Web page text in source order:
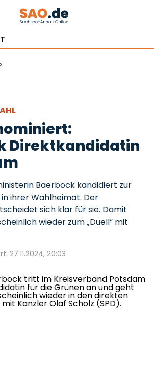
Direktkandidatin
Baerbock kandidiert zur
ihrer Wahlheimat. Der
sich klar für sie. Damit
wieder zum „Duell“ mit
27.11.2024, 20:03